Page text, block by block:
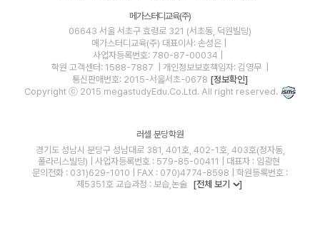
메가스터디교육(주)
06643 서울 서초구 효령로 321 (서초동, 덕원빌딩)
메가스터디교육(주) 대표이사: 손성은 |
사업자등록번호: 780-87-00034
학원 고객센터: 1588-7887
| 개인정보보호책임자: 김영무
통신판매번호: 2015-서울서초-0678 [정보확인]
Copyright ⓒ 2015 megastudyEdu.Co.Ltd. All right reserved.
러셀 분당학원
경기도 성남시 분당구 성남대로 381, 401호, 402-1호, 403호(정자동,
폴라리스빌딩) | 사업자등록번호 : 579-85-00411 | 대표자 : 임광현
문의전화 : 031)629-1010 | FAX : 070)4774-8598 | 학원등록번호 :
제5351호 교습과정 : 보습,논술
[전체 보기 ]